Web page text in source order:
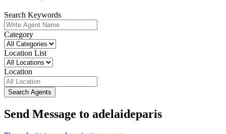
Search Keywords
Category
Location List
Location
Search Agents
Send Message to adelaideparis